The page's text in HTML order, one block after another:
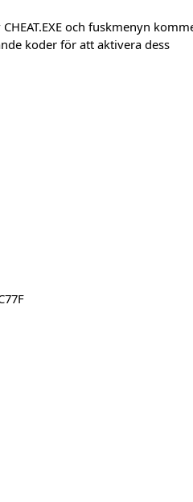
och fuskmenyn
koder för att aktivera dess